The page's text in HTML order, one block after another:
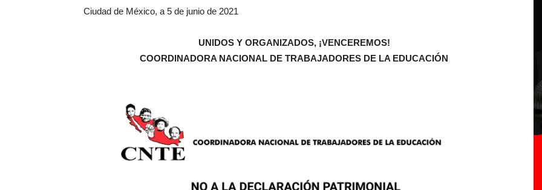
Ciudad de México, a 5 de junio de 2021
UNIDOS Y ORGANIZADOS, ¡VENCEREMOS!
COORDINADORA NACIONAL DE TRABAJADORES DE LA EDUCACIÓN